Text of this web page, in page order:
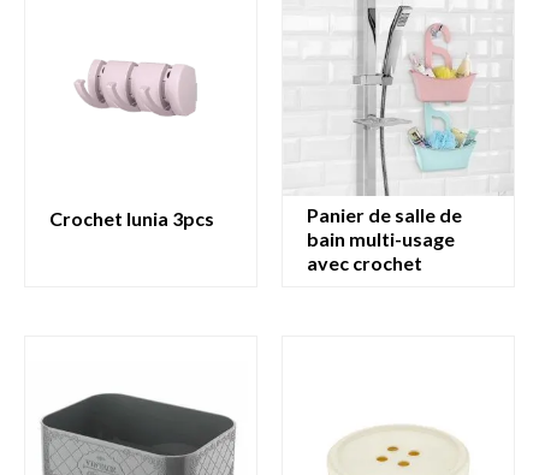
crochet lunia 3pcs
panier de salle de
bain multi-usage
avec crochet